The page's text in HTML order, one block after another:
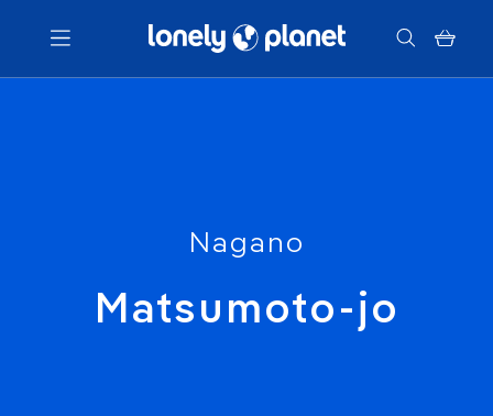
Menu
Nagano
Matsumoto-jo